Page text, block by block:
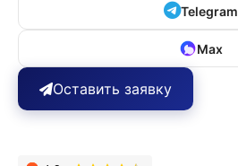
Telegram
Max
Оставить заявку